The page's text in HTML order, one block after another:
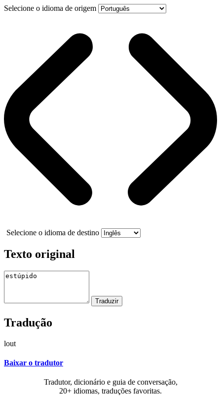
Selecione o idioma de origem
Selecione o idioma de destino
Texto original
Tradução
lout
Baixar o tradutor
Tradutor, dicionário e guia de conversação,
20+ idiomas, traduções favoritas.